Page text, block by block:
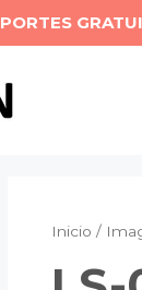
PORTES
Inicio /